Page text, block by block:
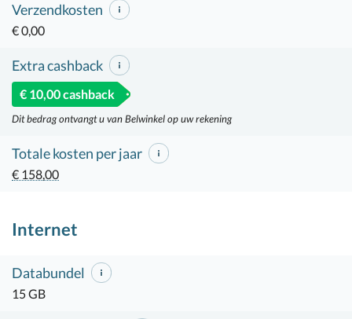
Verzendkosten
€ 0,00
Extra cashback
€ 10,00 cashback
Dit bedrag ontvangt u van Belwinkel op uw rekening
Totale kosten per jaar
€ 158,00
Internet
Databundel
15 GB